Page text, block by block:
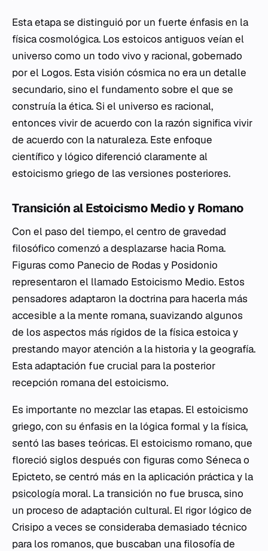
Esta etapa se distinguió por un fuerte énfasis en la
física cosmológica. Los estoicos antiguos veían el
universo como un todo vivo y racional, gobernado
por el Logos. Esta visión cósmica no era un detalle
secundario, sino el fundamento sobre el que se
construía la ética. Si el universo es racional,
entonces vivir de acuerdo con la razón significa vivir
de acuerdo con la naturaleza. Este enfoque
científico y lógico diferenció claramente al
estoicismo griego de las versiones posteriores.
Transición al Estoicismo Medio y Romano
Con el paso del tiempo, el centro de gravedad
filosófico comenzó a desplazarse hacia Roma.
Figuras como Panecio de Rodas y Posidonio
representaron el llamado Estoicismo Medio. Estos
pensadores adaptaron la doctrina para hacerla más
accesible a la mente romana, suavizando algunos
de los aspectos más rígidos de la física estoica y
prestando mayor atención a la historia y la geografía.
Esta adaptación fue crucial para la posterior
recepción romana del estoicismo.
Es importante no mezclar las etapas. El estoicismo
griego, con su énfasis en la lógica formal y la física,
sentó las bases teóricas. El estoicismo romano, que
floreció siglos después con figuras como Séneca o
Epicteto, se centró más en la aplicación práctica y la
psicología moral. La transición no fue brusca, sino
un proceso de adaptación cultural. El rigor lógico de
Crisipo a veces se consideraba demasiado técnico
para los romanos, que buscaban una filosofía de